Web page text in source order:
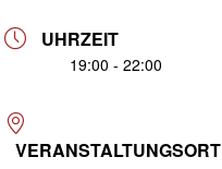
UHRZEIT
19:00 - 22:00
VERANSTALTUNGSORT